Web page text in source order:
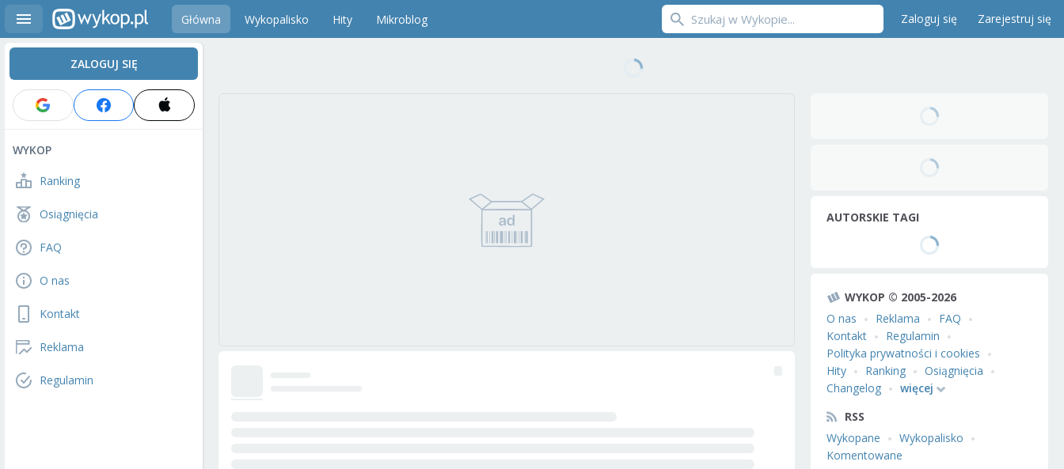
Główna Wykopalisko Hity Mikroblog Zaloguj się Zarejestruj się
ZALOGUJ SIĘ
WYKOP
Ranking
Osiągnięcia
FAQ
O nas
Kontakt
Reklama
Regulamin
AUTORSKIE TAGI
WYKOP © 2005-2026
O nas
Reklama
FAQ
Kontakt
Regulamin
Polityka prywatności i cookies
Hity
Ranking
Osiągnięcia
Changelog
więcej
RSS
Wykopane
Wykopalisko
Komentowane